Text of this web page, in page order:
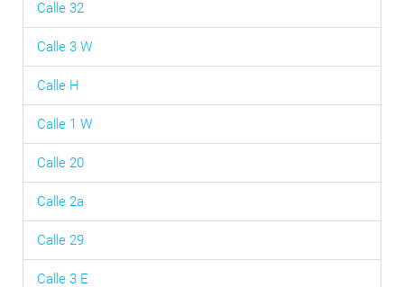
Calle 32
Calle 3 W
Calle H
Calle 1 W
Calle 20
Calle 2a
Calle 29
Calle 3 E